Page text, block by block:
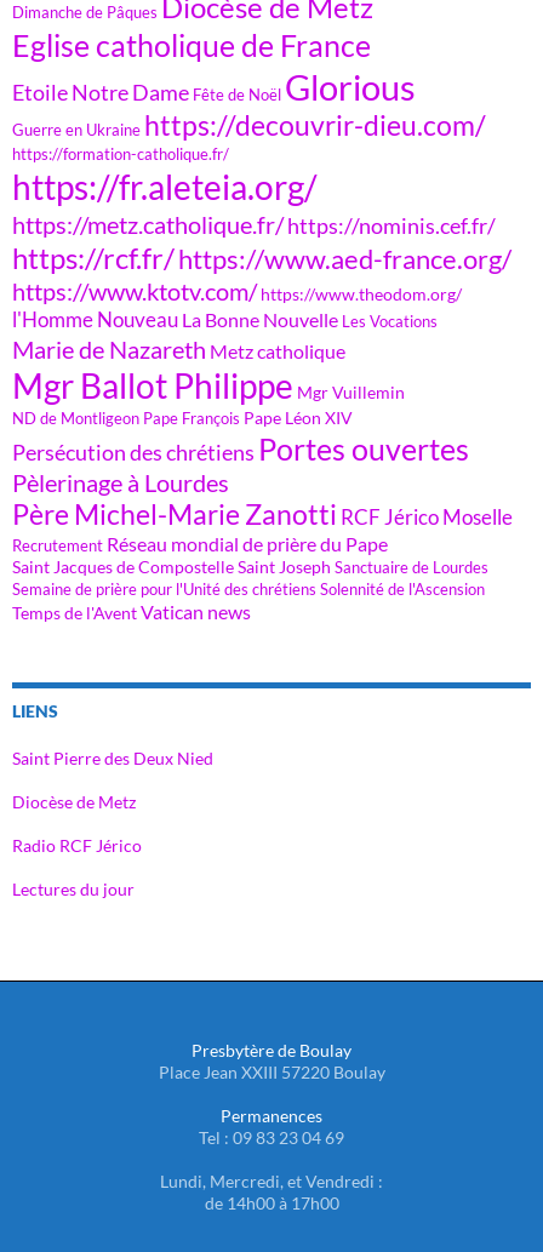
Dimanche de Pâques
Eglise catholique de France
Etoile Notre Dame Fête de Noël Glorious
Guerre en Ukraine https://decouvrir-dieu.com/
https://formation-catholique.fr/
https://fr.aleteia.org/
https://metz.catholique.fr/https://nominis.cef.fr/
https://rcf.fr/https://www.aed-france.org/
https://www.ktotv.com/ https://www.theodom.org/
l'Homme Nouveau La Bonne Nouvelle Les Vocations
Marie de Nazareth Metz catholique
Mgr Ballot Philippe Mgr Vuillemin
ND de Montligeon Pape François Pape Léon XIV
Persécution des chrétiens Portes ouvertes
Pèlerinage à Lourdes
Père Michel-Marie Zanotti RCF Jérico Moselle
Recrutement Réseau mondial de prière du Pape
Saint Jacques de CompostelleSaint Joseph Sanctuaire de Lourdes
Semaine de prière pour l'Unité des chrétiens Solennité de l'Ascension
Temps de l'AventVatican news
LIENS
Saint Pierre des Deux Nied
Diocèse de Metz
Radio RCF Jérico
Lectures du jour
Presbytère de Boulay
Place Jean XXIII 57220 Boulay
Permanences
Tel : 09 83 23 04 69
Lundi, Mercredi, et Vendredi :
de 14h00 à 17h00